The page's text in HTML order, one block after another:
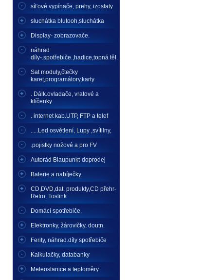
síťové vypínače, prehy, izostaty
sluchátka blutooh,sluchátka
Display- zobrazovače.
náhrad
díly-.spotřebiče.,hadice,topná těl.
Sat moduly,čtečky
karet,programátory,karty
. Dálk.ovladače, vratové a
klíčenky
. internet kab.UTP, FTP a telef
.....Led osvětlení, Lupy ,svítilny,
.pojistky nožové a pro FV
Autorád Blaupunkt-doprodej
Baterie a nabíječky
CD,DVD,dat. produkty,CD přehr-
Retro, Toslink
Domácí spotřebiče,
Elektronky, žárovičky, doutn.
Ferity, náhrad.díly spotřebiče
Kalkulačky, databanky
Meteostanice a teploměry